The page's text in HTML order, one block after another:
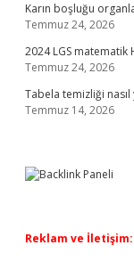
Karın boşluğu
Temmuz 24, 2026
2024 LGS matematik
Temmuz 24, 2026
Tabela temizliği nasıl
Temmuz 14, 2026
Reklam ve İletişim: